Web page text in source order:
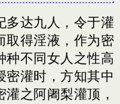
多达九人，令于灌
取得淫液，作为密
种不同女人之性高
密灌时，方知其中
之阿阇梨灌顶，